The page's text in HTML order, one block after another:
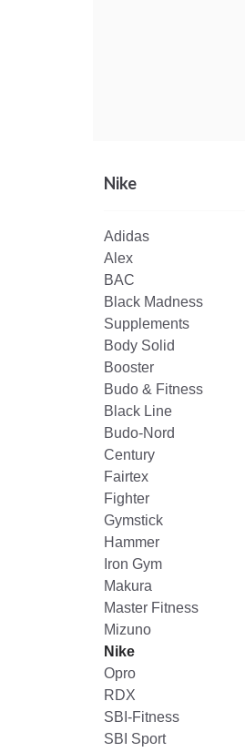
Nike
Adidas
Alex
BAC
Black Madness
Supplements
Body Solid
Booster
Budo & Fitness
Black Line
Budo-Nord
Century
Fairtex
Fighter
Gymstick
Hammer
Iron Gym
Makura
Master Fitness
Mizuno
Nike
Opro
RDX
SBI-Fitness
SBI Sport